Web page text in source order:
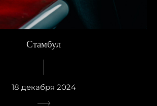
Стамбул
18 декабря 2024